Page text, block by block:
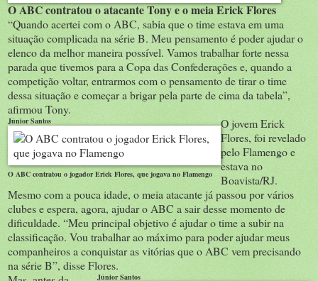
O ABC contratou o atacante Tony e o meia Erick Flores
“Quando acertei com o ABC, sabia que o time estava em uma
situação complicada na série B. Meu pensamento é poder ajudar o
elenco da melhor maneira possível. Vamos trabalhar forte nessa
parada que tivemos para a Copa das Confederações e, quando a
competição voltar, entrarmos com o pensamento de tirar o time
dessa situação e começar a brigar pela parte de cima da tabela”,
afirmou Tony.
Júnior Santos
O ABC contratou o jogador Erick Flores, que jogava no Flamengo
O jovem Erick
Flores, foi revelado
pelo Flamengo e
estava no
Boavista/RJ.
Mesmo com a pouca idade, o meia atacante já passou por vários
clubes e espera, agora, ajudar o ABC a sair desse momento de
dificuldade. “Meu principal objetivo é ajudar o time a subir na
classificação. Vou trabalhar ao máximo para poder ajudar meus
companheiros a conquistar as vitórias que o ABC vem precisando
na série B”, disse Flores.
Júnior Santos